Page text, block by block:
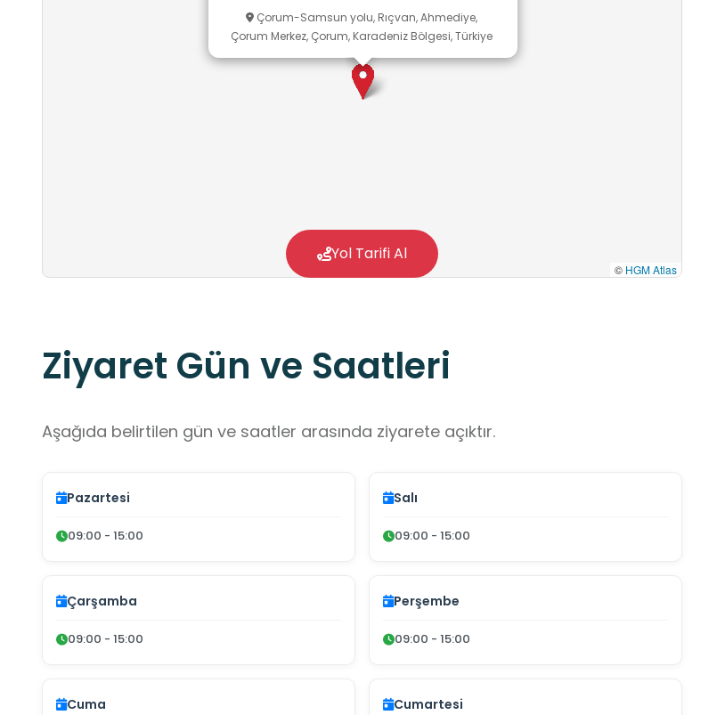
Çorum-Samsun yolu, Rıçvan, Ahmediye,
Çorum Merkez, Çorum, Karadeniz Bölgesi, Türkiye
© HGM Atlas
Yol Tarifi Al
Ziyaret Gün ve Saatleri
Aşağıda belirtilen gün ve saatler arasında ziyarete açıktır.
Pazartesi
09:00 - 15:00
Salı
09:00 - 15:00
Çarşamba
09:00 - 15:00
Perşembe
09:00 - 15:00
Cuma Cumartesi